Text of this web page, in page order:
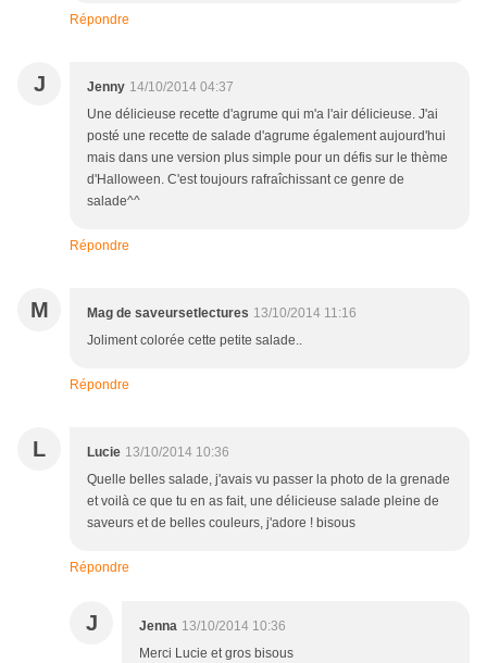
Répondre
J Jenny 14/10/2014 04:37
Une délicieuse recette d'agrume qui m'a l'air délicieuse. J'ai
posté une recette de salade d'agrume également aujourd'hui
mais dans une version plus simple pour un défis sur le thème
d'Halloween. C'est toujours rafraîchissant ce genre de
salade^^
Répondre
M Mag de saveursetlectures 13/10/2014 11:16
Joliment colorée cette petite salade..
Répondre
L Lucie 13/10/2014 10:36
Quelle belles salade, j'avais vu passer la photo de la grenade
et voilà ce que tu en as fait, une délicieuse salade pleine de
saveurs et de belles couleurs, j'adore ! bisous
Répondre
J Jenna 13/10/2014 10:36
Merci Lucie et gros bisous